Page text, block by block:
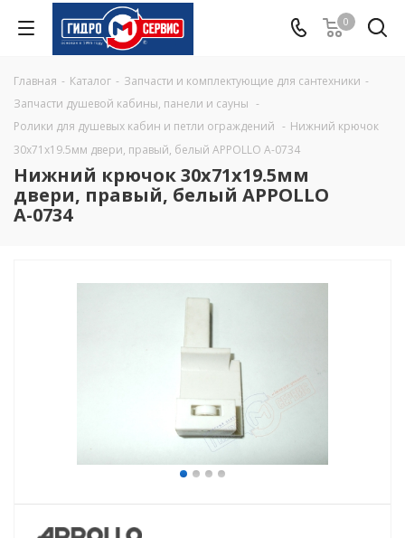
0
Главная - Каталог - Запчасти и комплектующие для сантехники -
Запчасти душевой кабины, панели и сауны -
Ролики для душевых кабин и петли ограждений - Нижний крючок
30х71х19.5мм двери, правый, белый APPOLLO A-0734
Нижний крючок 30х71х19.5мм
двери, правый, белый APPOLLO
A-0734